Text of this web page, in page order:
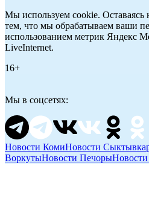
Мы используем cookie. Оставаясь
тем, что мы обрабатываем ваши
использованием метрик Яндекс
LiveInternet.
16+
Мы в соцсетях:
Новости КомиНовости
ВоркутыНовости Печоры